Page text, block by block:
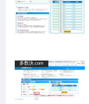
多数決.com